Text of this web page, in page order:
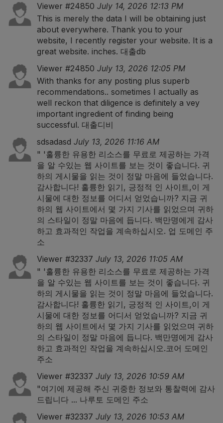
Viewer #24850 July 14, 2026 12:13 PM
This is merely the data I will be obtaining just
about everywhere. Thank you to your
website, I recently register your website. It is a
great website. inches. 대출db
Viewer #24850 July 13, 2026 12:05 PM
With thanks for any posting plus superb
recommendations.. sometimes I actually as
well reckon that diligence is definitely a vey
important ingredient of finding being
successful. 대출디비
sdsadasd July 13, 2026 11:16 AM
" '훌륭한 유용한 리소스를 무료로 제공하는 가격
을 알 수있는 웹 사이트를 보는 것이 좋습니다. 귀
하의 게시물을 읽는 것이 정말 마음에 들었습니다.
감사합니다! 훌륭한 읽기, 긍정적 인 사이트,이 게
시물에 대한 정보를 어디서 얻었습니까? 지금 귀
하의 웹 사이트에서 몇 가지 기사를 읽었으며 귀하
의 스타일이 정말 마음에 듭니다. 백만명에게 감사
하고 효과적인 작업을 계속하십시오. 업 도메인 주
소
Viewer #32337 July 13, 2026 11:05 AM
" '훌륭한 유용한 리소스를 무료로 제공하는 가격
을 알 수있는 웹 사이트를 보는 것이 좋습니다. 귀
하의 게시물을 읽는 것이 정말 마음에 들었습니다.
감사합니다! 훌륭한 읽기, 긍정적 인 사이트,이 게
시물에 대한 정보를 어디서 얻었습니까? 지금 귀
하의 웹 사이트에서 몇 가지 기사를 읽었으며 귀하
의 스타일이 정말 마음에 듭니다. 백만명에게 감사
하고 효과적인 작업을 계속하십시오.코어 도메인
주소
Viewer #32337 July 13, 2026 10:59 AM
"여기에 제공해 주신 귀중한 정보와 통찰력에 감사
드립니다 ... 나루토 도메인 주소
Viewer #32337 July 13, 2026 10:53 AM